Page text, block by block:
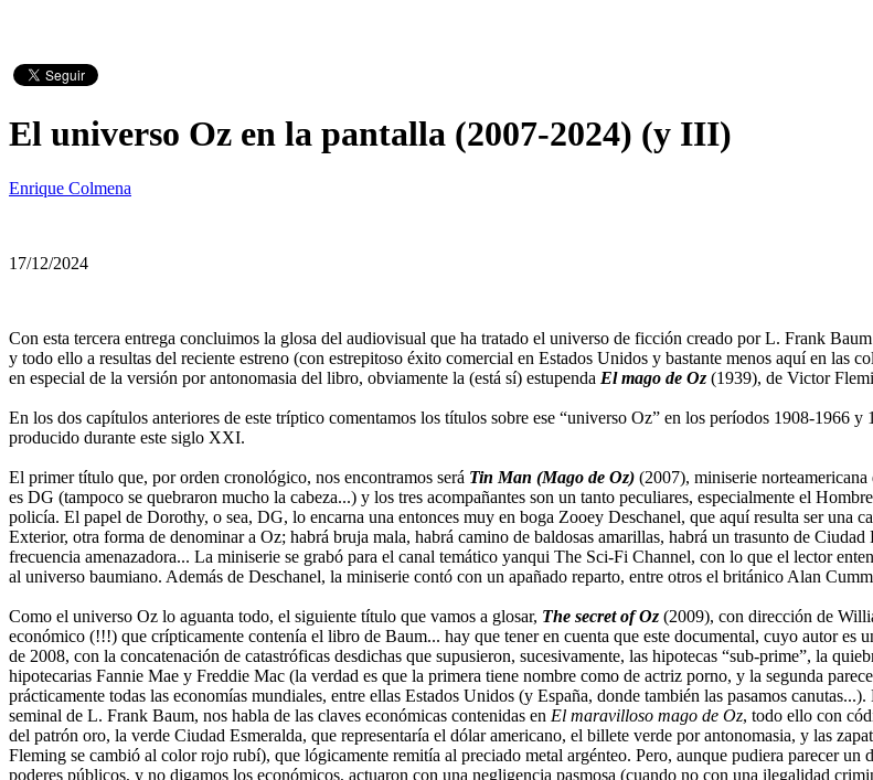
El universo Oz en la pantalla (2007-2024) (y III)
Enrique Colmena
17/12/2024
Con esta tercera entrega concluimos la glosa del audiovisual que ha tratado el universo de ficción creado por L. Frank
y todo ello a resultas del reciente estreno (con estrepitoso éxito comercial en Estados Unidos y bastante menos aquí en las
en especial de la versión por antonomasia del libro, obviamente la (está sí) estupenda El mago de Oz (1939), de Victor
En los dos capítulos anteriores de este tríptico comentamos los títulos sobre ese “universo Oz” en los períodos 1908-1966
producido durante este siglo XXI.
El primer título que, por orden cronológico, nos encontramos será Tin Man (Mago de Oz) (2007), miniserie
es DG (tampoco se quebraron mucho la cabeza...) y los tres acompañantes son un tanto peculiares, especialmente el
policía. El papel de Dorothy, o sea, DG, lo encarna una entonces muy en boga Zooey Deschanel, que aquí resulta ser una
Exterior, otra forma de denominar a Oz; habrá bruja mala, habrá camino de baldosas amarillas, habrá un trasunto de
frecuencia amenazadora... La miniserie se grabó para el canal temático yanqui The Sci-Fi Channel, con lo que el lector
al universo baumiano. Además de Deschanel, la miniserie contó con un apañado reparto, entre otros el británico Alan
Como el universo Oz lo aguanta todo, el siguiente título que vamos a glosar, The secret of Oz (2009), con dirección de
económico (!!!) que crípticamente contenía el libro de Baum... hay que tener en cuenta que este documental, cuyo autor es
de 2008, con la concatenación de catastróficas desdichas que supusieron, sucesivamente, las hipotecas “sub-prime”, la
hipotecarias Fannie Mae y Freddie Mac (la verdad es que la primera tiene nombre como de actriz porno, y la segunda
prácticamente todas las economías mundiales, entre ellas Estados Unidos (y España, donde también las pasamos
seminal de L. Frank Baum, nos habla de las claves económicas contenidas en El maravilloso mago de Oz, todo ello con
del patrón oro, la verde Ciudad Esmeralda, que representaría el dólar americano, el billete verde por antonomasia, y las
Fleming se cambió al color rojo rubí), que lógicamente remitía al preciado metal argénteo. Pero, aunque pudiera parecer
poderes públicos, y no digamos los económicos, actuaron con una negligencia pasmosa (cuando no con una ilegalidad